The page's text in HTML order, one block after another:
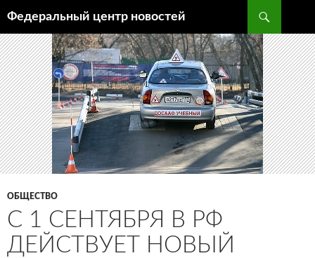
Федеральный центр новостей
К
СОДЕРЖИМОМУ
ОБЩЕСТВО
С 1 СЕНТЯБРЯ В РФ
ДЕЙСТВУЕТ НОВЫЙ